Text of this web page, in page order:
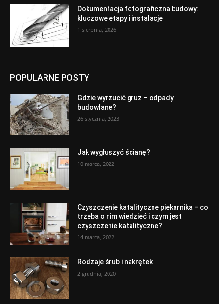
Dokumentacja fotograficzna budowy:
kluczowe etapy i instalacje
1 sierpnia, 2026
POPULARNE POSTY
Gdzie wyrzucić gruz – odpady
budowlane?
26 stycznia, 2023
Jak wygłuszyć ścianę?
10 marca, 2022
Czyszczenie katalityczne piekarnika – co
trzeba o nim wiedzieć i czym jest
czyszczenie katalityczne?
14 marca, 2022
Rodzaje śrub i nakrętek
2 grudnia, 2020